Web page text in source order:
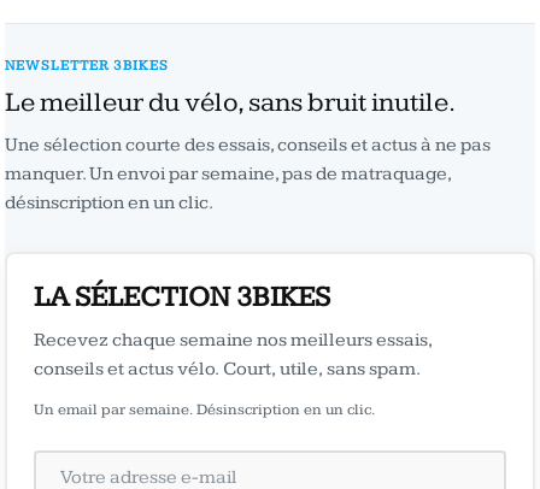
NEWSLETTER 3BIKES
Le meilleur du vélo, sans bruit inutile.
Une sélection courte des essais, conseils et actus à ne pas
manquer. Un envoi par semaine, pas de matraquage,
désinscription en un clic.
LA SÉLECTION 3BIKES
Recevez chaque semaine nos meilleurs essais,
conseils et actus vélo. Court, utile, sans spam.
Un email par semaine. Désinscription en un clic.